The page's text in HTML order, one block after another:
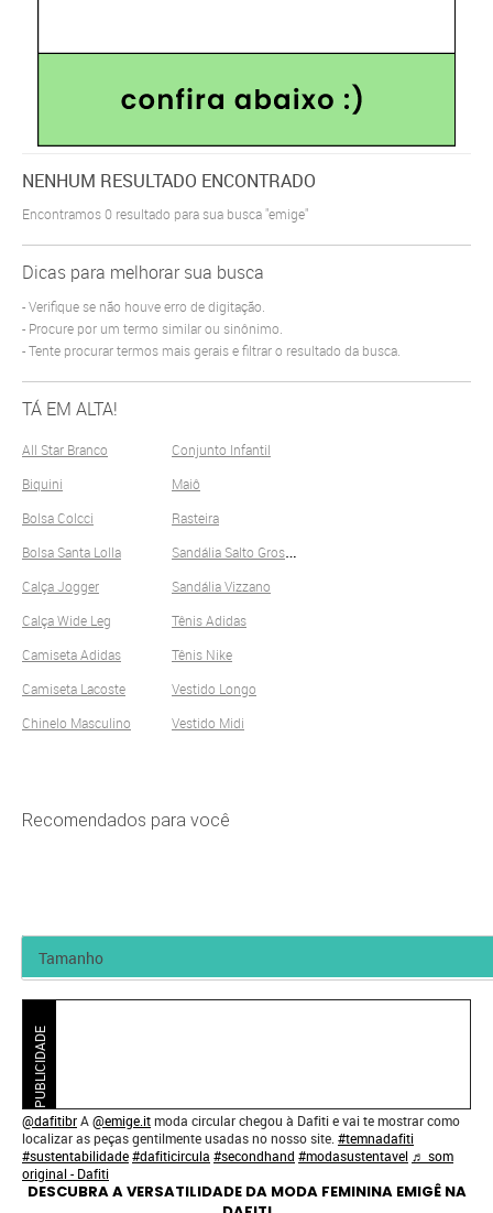
NENHUM RESULTADO ENCONTRADO
Encontramos0 resultado para sua busca"emige"
Dicas para melhorar sua busca
Verifique se não houve erro de digitação.
Procure por um termo similar ou sinônimo.
Tente procurar termos mais gerais e filtrar o resultado da busca.
TÁ EM ALTA!
All Star Branco
Biquini
Bolsa Colcci
Bolsa Santa Lolla
Calça Jogger
Calça Wide Leg
Camiseta Adidas
Camiseta Lacoste
Chinelo Masculino
Conjunto Infantil
Maiô
Rasteira
S
andália Salto Grosso
Sandália Vizzano
Tênis Adidas
Tênis Nike
Vestido Longo
Vestido Midi
Recomendados para você
PUBLICIDADE
@dafitibrA@emige.itmoda circular chegou à Dafiti e vai te mostrar como
localizar as peças gentilmente usadas no nosso site. #temnadafiti
#sustentabilidade#dafiticircula #secondhand #modasustentavel ♬ som
original - Dafiti
DESCUBRA A VERSATILIDADE DA MODA FEMININA EMIGÊ NA